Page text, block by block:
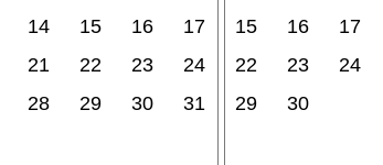
14 15 16
17
21 22 23
24
28 29 30 31
15
16 17
22
23 24
29
30